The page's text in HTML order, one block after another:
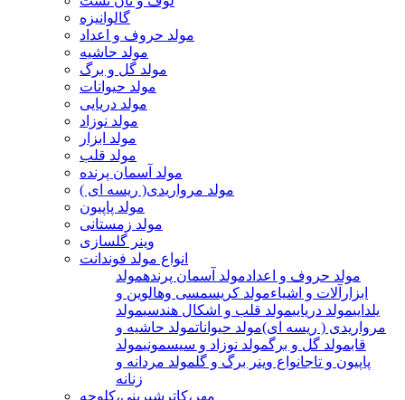
گالوانیزه
مولد حروف و اعداد
مولد حاشیه
مولد گل و برگ
مولد حیوانات
مولد دریایی
مولد نوزاد
مولد ابزار
مولد قلب
مولد آسمان پرنده
مولد مرواریدی( ریسه ای )
مولد پاپیون
مولد زمستانی
وینر گلسازی
انواع مولد فوندانت
مولد حروف و اعدادمولد آسمان پرندهمولد
ابزارآلات و اشیاءمولد کریسمسی وهالوین و
یلداییمولد دریاییمولد قلب و اشکال هندسیمولد
مرواریدی ( ریسه ای)مولد حیواناتمولد حاشیه و
قابمولد گل و برگمولد نوزاد و سیسمونیمولد
پاپیون و تاجانواع وینر برگ و گلمولد مردانه و
زنانه
مهر،کاترشیرینی،کلوچه